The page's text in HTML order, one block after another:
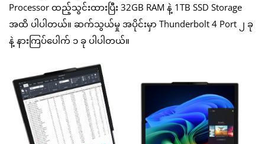
Processor ထည့်သွင်းထားပြီး 32GB RAM နဲ့ 1TB SSD Storage
အထိ ပါပါတယ်။ ဆက်သွယ်မှု အပိုင်းမှာ Thunderbolt 4 Port ၂ ခု
နဲ့ နားကြပ်ပေါက် ၁ ခု ပါပါတယ်။